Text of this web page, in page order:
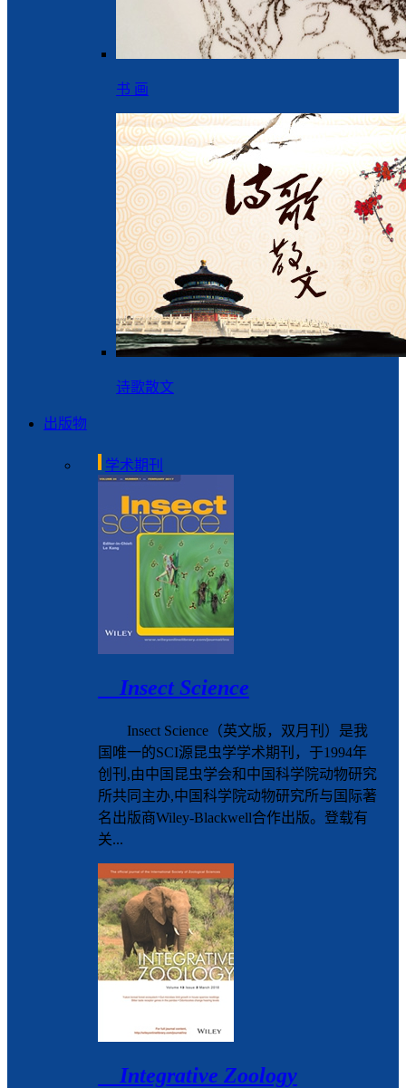
书 画
诗歌散文
出版物
学术期刊
Insect Science
Insect Science（英文版，双月刊）是我
国唯一的SCI源昆虫学学术期刊，于1994年
创刊,由中国昆虫学会和中国科学院动物研究
所共同主办,中国科学院动物研究所与国际著
名出版商Wiley-Blackwell合作出版。登载有
关...
Integrative Zoology